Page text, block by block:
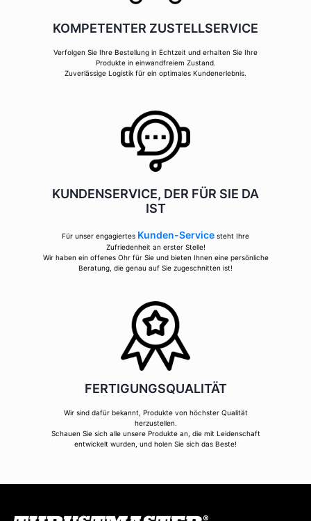
KOMPETENTER ZUSTELLSERVICE
Verfolgen Sie Ihre Bestellung in Echtzeit und erhalten Sie Ihre
Produkte in einwandfreiem Zustand.
Zuverlässige Logistik für ein optimales Kundenerlebnis.
KUNDENSERVICE, DER FÜR SIE DA
IST
Für unser engagiertes Kunden-Service steht Ihre
Zufriedenheit an erster Stelle!
Wir haben ein offenes Ohr für Sie und bieten Ihnen eine persönliche
Beratung, die genau auf Sie zugeschnitten ist!
FERTIGUNGSQUALITÄT
Wir sind dafür bekannt, Produkte von höchster Qualität
herzustellen.
Schauen Sie sich alle unsere Produkte an, die mit Leidenschaft
entwickelt wurden, und holen Sie sich das Beste!